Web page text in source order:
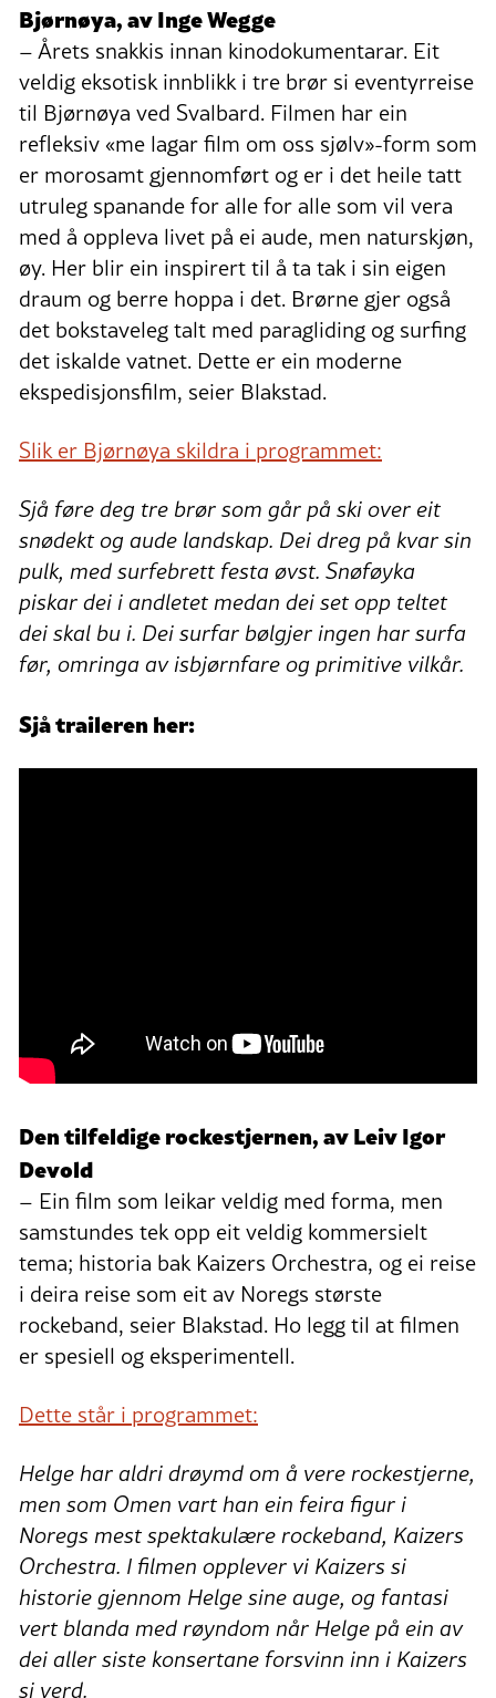
Bjørnøya, av Inge Wegge
– Årets snakkis innan kinodokumentarar. Eit
veldig eksotisk innblikk i tre brør si eventyrreise
til Bjørnøya ved Svalbard. Filmen har ein
refleksiv «me lagar film om oss sjølv»-form som
er morosamt gjennomført og er i det heile tatt
utruleg spanande for alle for alle som vil vera
med å oppleva livet på ei aude, men naturskjøn,
øy. Her blir ein inspirert til å ta tak i sin eigen
draum og berre hoppa i det. Brørne gjer også
det bokstaveleg talt med paragliding og surfing
det iskalde vatnet. Dette er ein moderne
ekspedisjonsfilm, seier Blakstad.
Slik er Bjørnøya skildra i programmet:
Sjå føre deg tre brør som går på ski over eit
snødekt og aude landskap. Dei dreg på kvar sin
pulk, med surfebrett festa øvst. Snøføyka
piskar dei i andletet medan dei set opp teltet
dei skal bu i. Dei surfar bølgjer ingen har surfa
før, omringa av isbjørnfare og primitive vilkår.
Sjå traileren her:
Den tilfeldige rockestjernen, av Leiv Igor
Devold
– Ein film som leikar veldig med forma, men
samstundes tek opp eit veldig kommersielt
tema; historia bak Kaizers Orchestra, og ei reise
i deira reise som eit av Noregs største
rockeband, seier Blakstad. Ho legg til at filmen
er spesiell og eksperimentell.
Dette står i programmet:
Helge har aldri drøymd om å vere rockestjerne,
men som Omen vart han ein feira figur i
Noregs mest spektakulære rockeband, Kaizers
Orchestra. I filmen opplever vi Kaizers si
historie gjennom Helge sine auge, og fantasi
vert blanda med røyndom når Helge på ein av
dei aller siste konsertane forsvinn inn i Kaizers
si verd.